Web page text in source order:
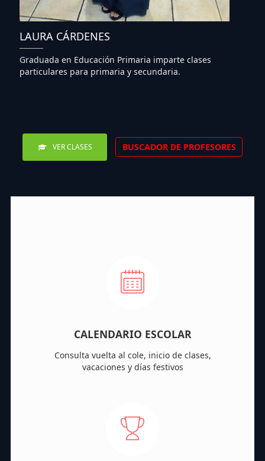
LAURA CÁRDENES
Graduada en Educación Primaria imparte clases
particulares para primaria y secundaria.
VER CLASES BUSCADOR DE PROFESORES
CALENDARIO ESCOLAR
Consulta vuelta al cole, inicio de clases,
vacaciones y días festivos